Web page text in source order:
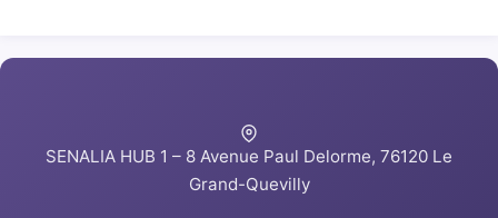
SENALIA HUB 1 – 8 Avenue Paul Delorme, 76120 Le
Grand-Quevilly